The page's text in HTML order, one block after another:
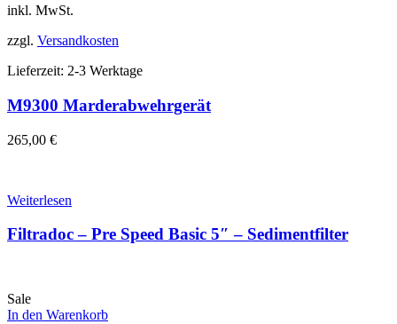
inkl. MwSt.
zzgl. Versandkosten
Lieferzeit: 2-3 Werktage
M9300 Marderabwehrgerät
265,00 €
Weiterlesen
Filtradoc – Pre Speed Basic 5″ – Sedimentfilter
Sale
In den Warenkorb